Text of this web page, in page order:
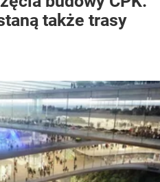
także trasy